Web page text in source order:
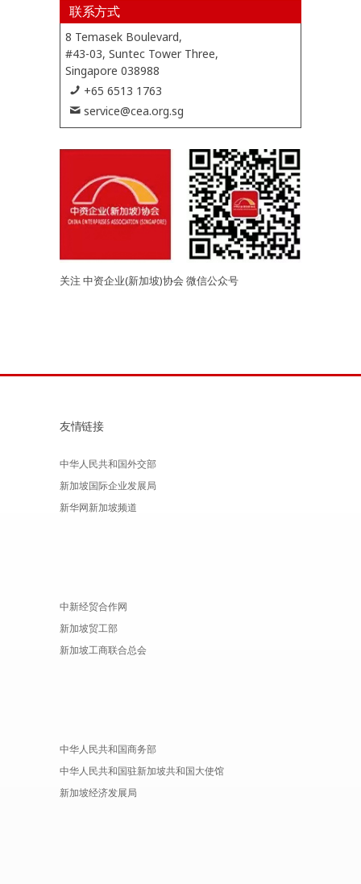
联系方式
8 Temasek Boulevard,
#43-03, Suntec Tower Three,
Singapore 038988
+65 6513 1763
service@cea.org.sg
关注 中资企业(新加坡)协会 微信公众号
友情链接
中华人民共和国外交部
新加坡国际企业发展局
新华网新加坡频道
中新经贸合作网
新加坡贸工部
新加坡工商联合总会
中华人民共和国商务部
中华人民共和国驻新加坡共和国大使馆
新加坡经济发展局